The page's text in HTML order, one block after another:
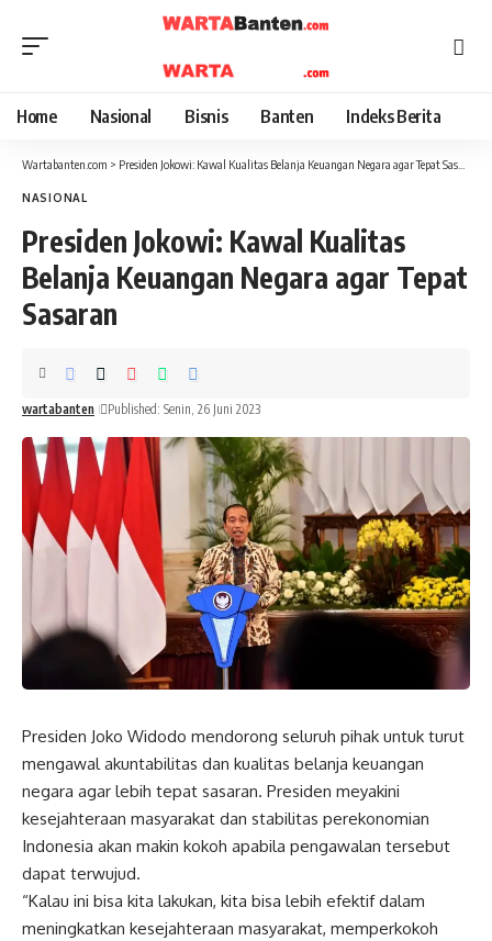
Home Nasional Bisnis Banten Indeks Berita
Wartabanten.com > Presiden Jokowi: Kawal Kualitas Belanja Keuangan Negara agar Tepat Sasaran
NASIONAL
Presiden Jokowi: Kawal Kualitas
Belanja Keuangan Negara agar Tepat
Sasaran
wartabanten Published: Senin, 26 Juni 2023
Presiden Joko Widodo mendorong seluruh pihak untuk turut
mengawal akuntabilitas dan kualitas belanja keuangan
negara agar lebih tepat sasaran. Presiden meyakini
kesejahteraan masyarakat dan stabilitas perekonomian
Indonesia akan makin kokoh apabila pengawalan tersebut
dapat terwujud.
“Kalau ini bisa kita lakukan, kita bisa lebih efektif dalam
meningkatkan kesejahteraan masyarakat, memperkokoh